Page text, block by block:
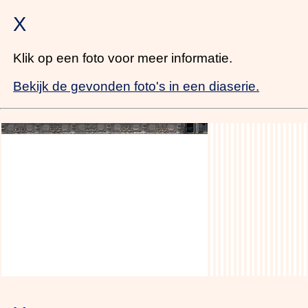
X
Klik op een foto voor meer informatie.
Bekijk de gevonden foto's in een diaserie.